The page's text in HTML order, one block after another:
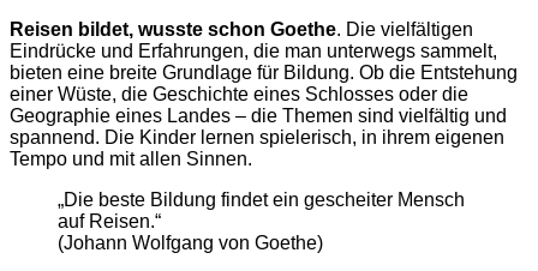
Reisen bildet, wusste schon Goethe. Die vielfältigen
Eindrücke und Erfahrungen, die man unterwegs sammelt,
bieten eine breite Grundlage für Bildung. Ob die Entstehung
einer Wüste, die Geschichte eines Schlosses oder die
Geographie eines Landes – die Themen sind vielfältig und
spannend. Die Kinder lernen spielerisch, in ihrem eigenen
Tempo und mit allen Sinnen.
„Die beste Bildung findet ein gescheiter Mensch
auf Reisen.“
(Johann Wolfgang von Goethe)